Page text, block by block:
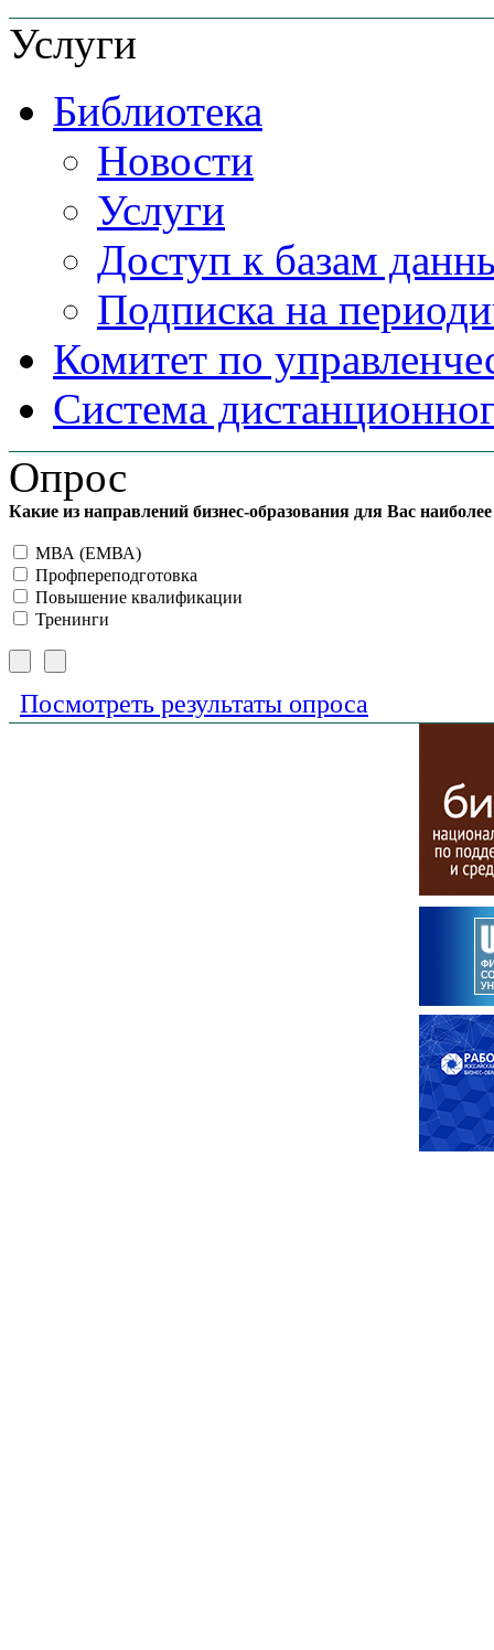
Услуги
Библиотека
Новости
Услуги
Доступ к базам
Подписка на
Комитет по
Система
Опрос
Какие из направлений бизнес-образования для Вас
МВА (ЕМВА)
Профпереподготовка
Повышение квалификации
Тренинги
Посмотреть результаты опроса